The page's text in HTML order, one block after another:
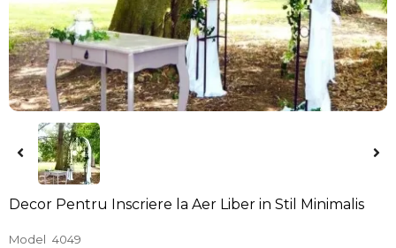
Decor Pentru Inscriere la Aer Liber in Stil Minimalis
Model 4049